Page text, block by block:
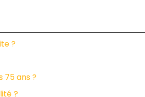
?
75 ans ?
?